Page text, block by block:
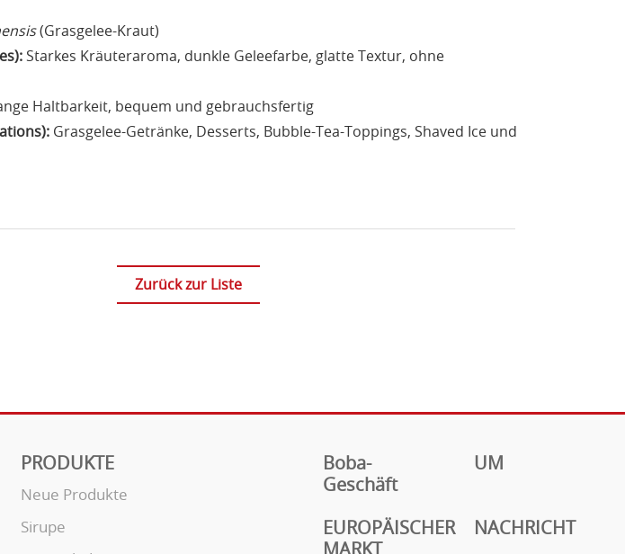
(Grasgelee-Kraut)
Starkes Kräuteraroma, dunkle Geleefarbe, glatte Textur, ohne
Haltbarkeit, bequem und gebrauchsfertig
Grasgelee-Getränke, Desserts, Bubble-Tea-Toppings, Shaved Ice und
Zurück zur Liste
PRODUKTE
Neue Produkte
Sirupe
Boba-
Geschäft
UM
EUROPÄISCHER
NACHRICHT